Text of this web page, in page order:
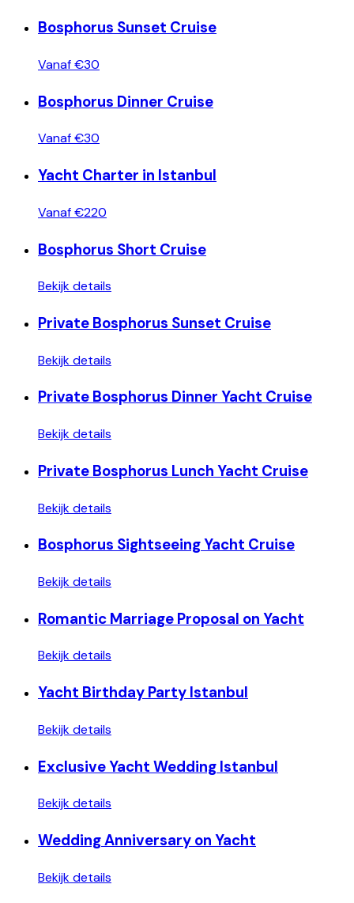
Bosphorus Sunset Cruise
Vanaf €30
Bosphorus Dinner Cruise
Vanaf €30
Yacht Charter in Istanbul
Vanaf €220
Bosphorus Short Cruise
Bekijk details
Private Bosphorus Sunset Cruise
Bekijk details
Private Bosphorus Dinner Yacht Cruise
Bekijk details
Private Bosphorus Lunch Yacht Cruise
Bekijk details
Bosphorus Sightseeing Yacht Cruise
Bekijk details
Romantic Marriage Proposal on Yacht
Bekijk details
Yacht Birthday Party Istanbul
Bekijk details
Exclusive Yacht Wedding Istanbul
Bekijk details
Wedding Anniversary on Yacht
Bekijk details